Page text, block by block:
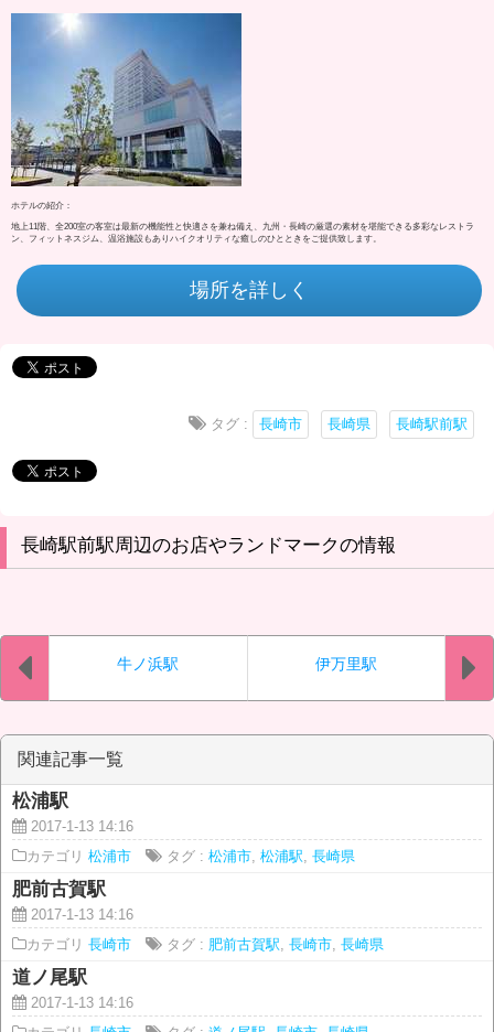
ホテルの紹介：
地上11階、全200室の客室は最新の機能性と快適さを兼ね備え、九州・長崎の厳選の素材を堪能できる多彩なレストラ
ン、フィットネスジム、温浴施設もありハイクオリティな癒しのひとときをご提供致します。
場所を詳しく
タグ : 長崎市 長崎県 長崎駅前駅
長崎駅前駅周辺のお店やランドマークの情報
牛ノ浜駅 伊万里駅
関連記事一覧
松浦駅
2017-1-13 14:16
カテゴリ 松浦市 タグ : 松浦市, 松浦駅 長崎県
肥前古賀駅
2017-1-13 14:16
カテゴリ 長崎市 タグ : 肥前古賀駅 長崎市, 長崎県
道ノ尾駅
2017-1-13 14:16